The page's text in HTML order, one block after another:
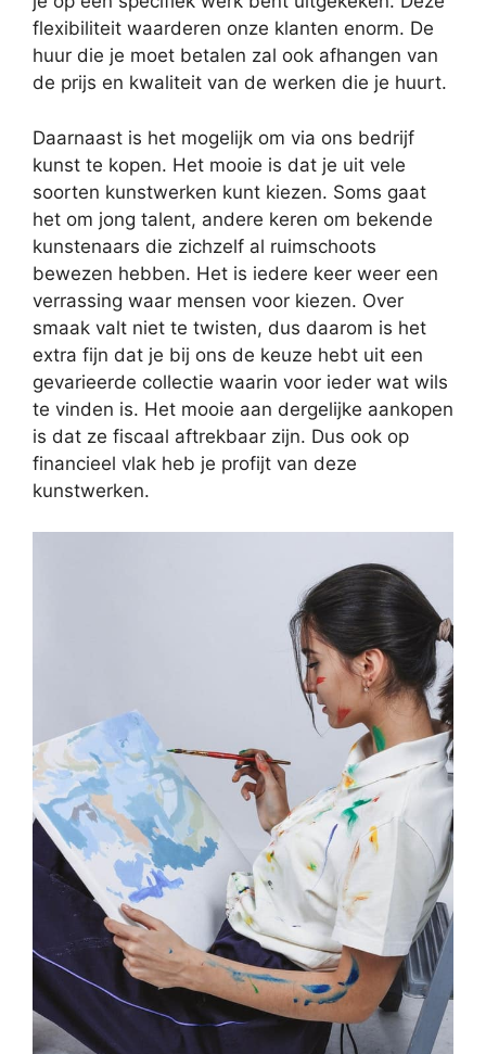
flexibiliteit waarderen onze klanten enorm. De
huur die je moet betalen zal ook afhangen van
de prijs en kwaliteit van de werken die je huurt.
Daarnaast is het mogelijk om via ons bedrijf
kunst te kopen. Het mooie is dat je uit vele
soorten kunstwerken kunt kiezen. Soms gaat
het om jong talent, andere keren om bekende
kunstenaars die zichzelf al ruimschoots
bewezen hebben. Het is iedere keer weer een
verrassing waar mensen voor kiezen. Over
smaak valt niet te twisten, dus daarom is het
extra fijn dat je bij ons de keuze hebt uit een
gevarieerde collectie waarin voor ieder wat wils
te vinden is. Het mooie aan dergelijke aankopen
is dat ze fiscaal aftrekbaar zijn. Dus ook op
financieel vlak heb je profijt van deze
kunstwerken.